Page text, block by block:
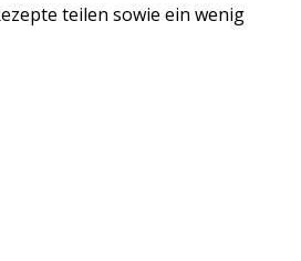
teilen sowie ein wenig